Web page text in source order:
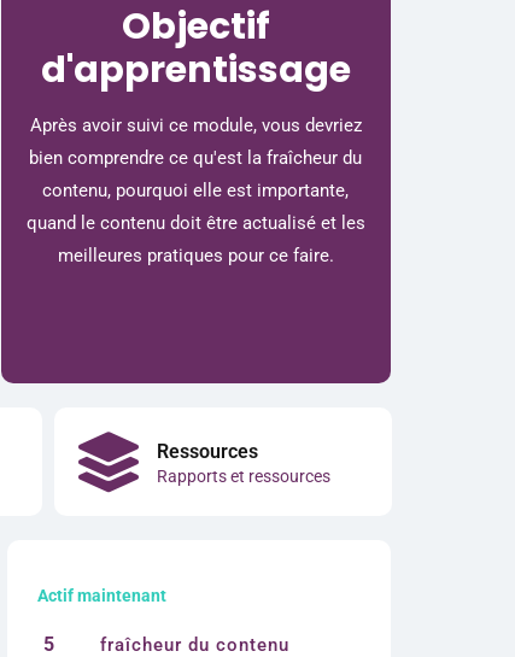
Objectif
d'apprentissage
Après avoir suivi ce module, vous devriez
bien comprendre ce qu'est la fraîcheur du
contenu, pourquoi elle est importante,
quand le contenu doit être actualisé et les
meilleures pratiques pour ce faire.
Ressources
Rapports et ressources
Actif maintenant
5 fraîcheur du contenu